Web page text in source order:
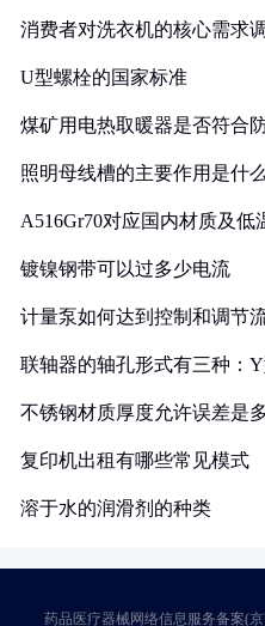
消费者对洗衣机的核心需求
U型螺栓的国家标准
煤矿用电热取暖器是否符合
照明母线槽的主要作用是什么
A516Gr70对应国内材质及低
镀镍钢带可以过多少电流
计量泵如何达到控制和调节
联轴器的轴孔形式有三种：
不锈钢材质厚度允许误差是
复印机出租有哪些常见模式
溶于水的润滑剂的种类
药品医疗器械网络信息服务备案(